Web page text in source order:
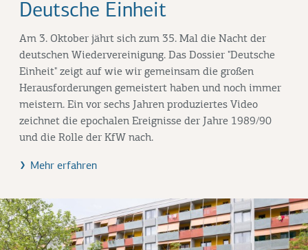
Deutsche Einheit
Am 3. Oktober jährt sich zum 35. Mal die Nacht der
deutschen Wiedervereinigung. Das Dossier "Deutsche
Einheit" zeigt auf wie wir gemeinsam die großen
Herausforderungen gemeistert haben und noch immer
meistern. Ein vor sechs Jahren produziertes Video
zeichnet die epochalen Ereignisse der Jahre 1989/90
und die Rolle der KfW nach.
Mehr erfahren